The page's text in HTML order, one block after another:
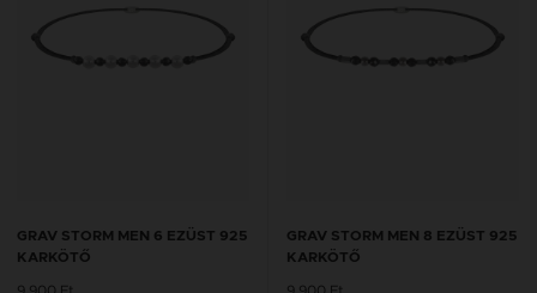
GRAV STORM MEN 6 EZÜST 925
KARKÖTŐ
GRAV STORM MEN 8 EZÜST 925
KARKÖTŐ